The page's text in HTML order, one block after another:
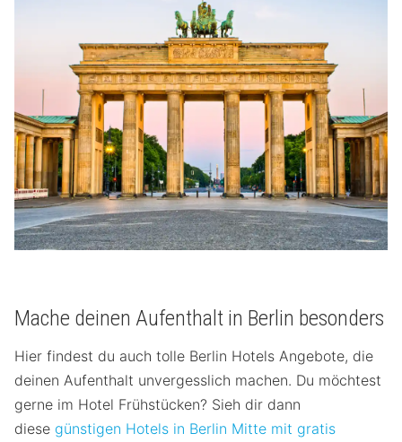
Mache deinen Aufenthalt in Berlin besonders
Hier findest du auch tolle Berlin Hotels Angebote, die
deinen Aufenthalt unvergesslich machen. Du möchtest
gerne im Hotel Frühstücken? Sieh dir dann
diese günstigen Hotels in Berlin Mitte mit gratis